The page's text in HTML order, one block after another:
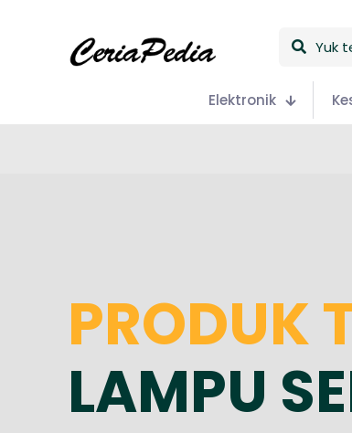
Yuk
keceriaan
Elektronik
PRODUK
LAMPU